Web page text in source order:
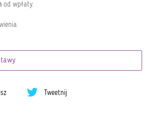
od wpłaty.
Tweetnij